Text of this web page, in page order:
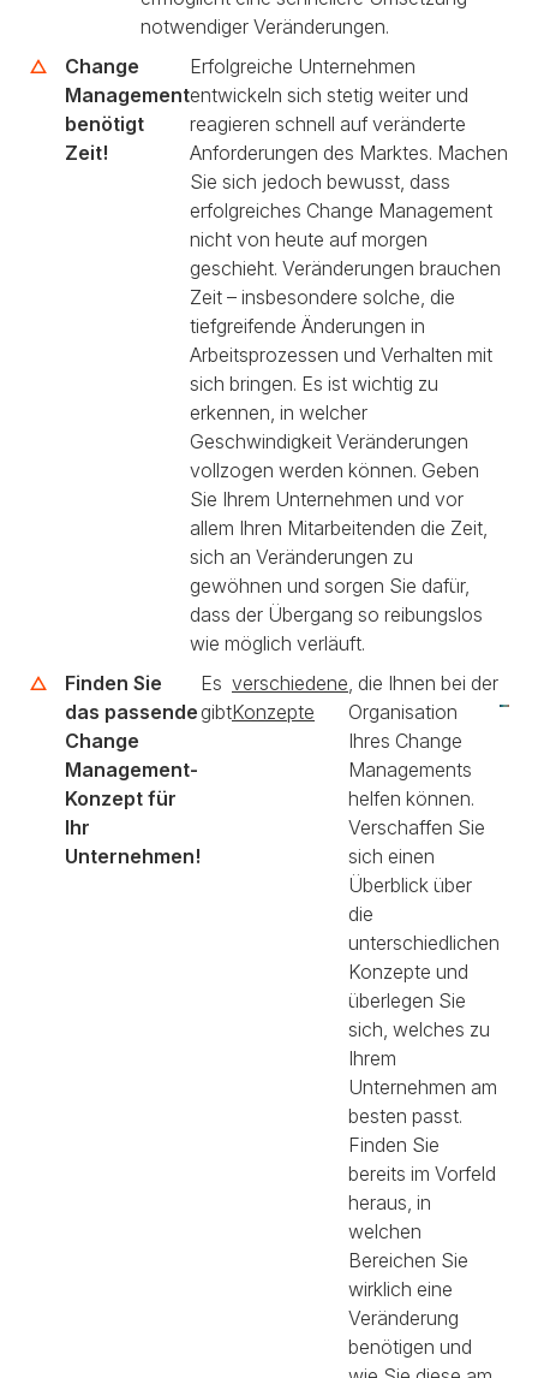
notwendiger Veränderungen.
Change
Management
benötigt
Zeit!
Erfolgreiche Unternehmen
entwickeln sich stetig weiter und
reagieren schnell auf veränderte
Anforderungen des Marktes. Machen
Sie sich jedoch bewusst, dass
erfolgreiches Change Management
nicht von heute auf morgen
geschieht. Veränderungen brauchen
Zeit – insbesondere solche, die
tiefgreifende Änderungen in
Arbeitsprozessen und Verhalten mit
sich bringen. Es ist wichtig zu
erkennen, in welcher
Geschwindigkeit Veränderungen
vollzogen werden können. Geben
Sie Ihrem Unternehmen und vor
allem Ihren Mitarbeitenden die Zeit,
sich an Veränderungen zu
gewöhnen und sorgen Sie dafür,
dass der Übergang so reibungslos
wie möglich verläuft.
Finden Sie
das passende
Change
Management-
Konzept für
Ihr
Unternehmen!
Es
gibt
verschiedene
Konzepte
, die Ihnen bei der
Organisation
Ihres Change
Managements
helfen können.
Verschaffen Sie
sich einen
Überblick über
die
unterschiedlichen
Konzepte und
überlegen Sie
sich, welches zu
Ihrem
Unternehmen am
besten passt.
Finden Sie
bereits im Vorfeld
heraus, in
welchen
Bereichen Sie
wirklich eine
Veränderung
benötigen und